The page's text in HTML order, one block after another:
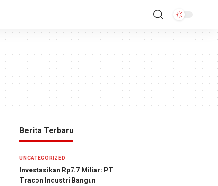
Berita Terbaru
UNCATEGORIZED
Investasikan Rp7.7 Miliar: PT
Tracon Industri Bangun